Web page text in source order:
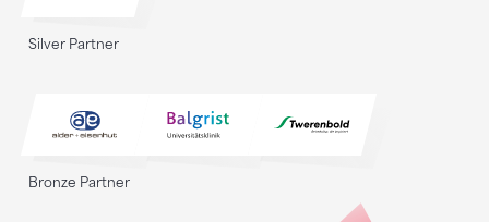
Silver Partner
Bronze Partner